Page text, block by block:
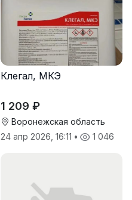
Клегал, МКЭ
1 209 ₽
Воронежская область
24 апр 2026, 16:11 • 1 046